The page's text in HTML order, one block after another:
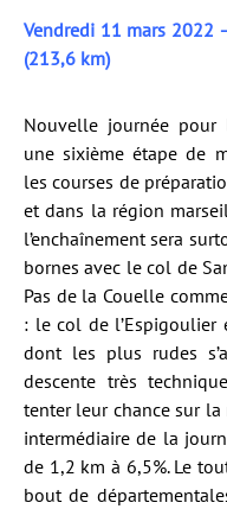
Vendredi 11 mars 2022
(213,6 km)
Nouvelle journée pour
une sixième étape de
les courses de
et dans la région
l’enchaînement sera
bornes avec le col de
Pas de la Couelle
: le col de l’Espigoulier
dont les plus rudes
descente très
tenter leur chance sur
intermédiaire de la
de 1,2 km à 6,5%. Le
bout de